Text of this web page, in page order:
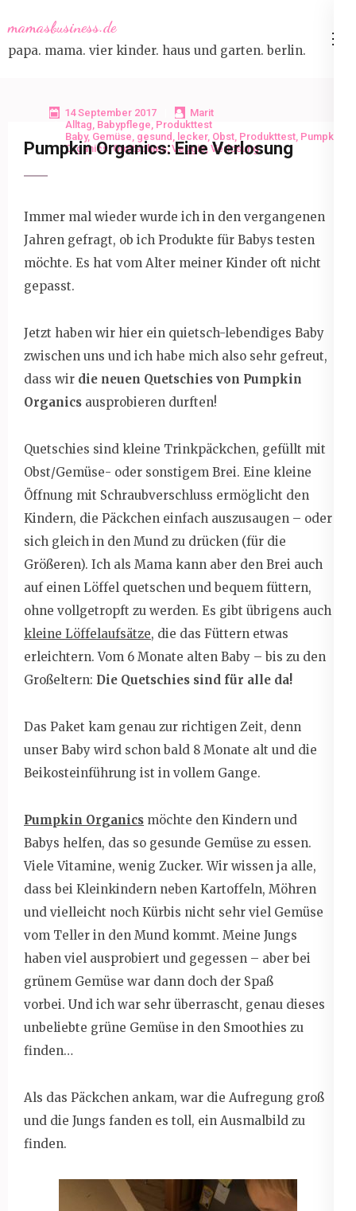
to
content
mamasbusiness.de
papa. mama. vier kinder. haus und garten. berlin.
14 September 2017
Marit
Alltag, Babypflege, Produkttest
Baby, Gemüse, gesund , lecker, Obst, Produkttest, Pumpkin
Organics,Quetschies,Veggie, Verlosung
Pumpkin Organics: Eine Verlosung
Immer mal wieder wurde ich in den vergangenen
Jahren gefragt, ob ich Produkte für Babys testen
möchte. Es hat vom Alter meiner Kinder oft nicht
gepasst.
Jetzt haben wir hier ein quietsch-lebendiges Baby
zwischen uns und ich habe mich also sehr gefreut,
dass wir die neuen Quetschies von Pumpkin
Organics ausprobieren durften!
Quetschies sind kleine Trinkpäckchen, gefüllt mit
Obst/Gemüse- oder sonstigem Brei. Eine kleine
Öffnung mit Schraubverschluss ermöglicht den
Kindern, die Päckchen einfach auszusaugen – oder
sich gleich in den Mund zu drücken (für die
Größeren). Ich als Mama kann aber den Brei auch
auf einen Löffel quetschen und bequem füttern,
ohne vollgetropft zu werden. Es gibt übrigens auch
kleine Löffelaufsätze, die das Füttern etwas
erleichtern. Vom 6 Monate alten Baby – bis zu den
Großeltern: Die Quetschies sind für alle da!
Das Paket kam genau zur richtigen Zeit, denn
unser Baby wird schon bald 8 Monate alt und die
Beikosteinführung ist in vollem Gange.
Pumpkin Organics möchte den Kindern und
Babys helfen, das so gesunde Gemüse zu essen.
Viele Vitamine, wenig Zucker. Wir wissen ja alle,
dass bei Kleinkindern neben Kartoffeln, Möhren
und vielleicht noch Kürbis nicht sehr viel Gemüse
vom Teller in den Mund kommt. Meine Jungs
haben viel ausprobiert und gegessen – aber bei
grünem Gemüse war dann doch der Spaß
vorbei. Und ich war sehr überrascht, genau dieses
unbeliebte grüne Gemüse in den Smoothies zu
finden…
Als das Päckchen ankam, war die Aufregung groß
und die Jungs fanden es toll, ein Ausmalbild zu
finden.